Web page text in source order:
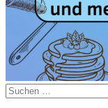
Suchen
nach: